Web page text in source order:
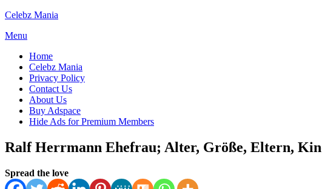
Skip
content
Celebz Mania
Menu
Home
Celebz Mania
Privacy Policy
Contact Us
About Us
Buy Adspace
Hide Ads for Premium Members
Ralf Herrmann Ehefrau; Alter, Größe, Eltern,
byAnabella
Posted
on
July 5, 2025
Spread the love